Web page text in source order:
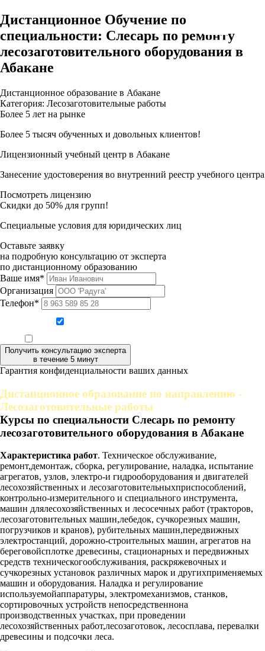
Дистанционное Обучение по
специальности: Слесарь по ремонту
лесозаготовительного оборудования в
Абакане
Дистанционное образование в Абакане
Категория: Лесозаготовительные работы
Более 5 лет на рынке
Более 5 тысяч обученных и довольных клиентов!
Лицензионный учебный центр в Абакане
Занесение удостоверения во внутренний реестр учебного центра
Посмотреть лицензию
Скидки до 50% для групп!
Специальные условия для юридических лиц
Оставьте заявку
на подробную консультацию от эксперта
по дистанционному образованию
Ваше имя*
Организация
Телефон*
Получить консультацию эксперта
в течение 5 минут
Гарантия конфиденциальности ваших данных
Дистанционное образование по направлению -
Лесозаготовительные работы
Курсы по специальности Слесарь по ремонту
лесозаготовительного оборудования в Абакане
Характеристика работ. Техническое обслуживание,
ремонт,демонтаж, сборка, регулирование, наладка, испытание
агрегатов, узлов, электро-и гидрооборудования и двигателей
лесохозяйственных и лесозаготовительныхприспособлений,
контрольно-измерительного и специального инструмента,
машин длялесохозяйственных и лесосечных работ (тракторов,
лесозаготовительных машин,лебедок, сучкорезных машин,
погрузчиков и кранов), рубительных машин,передвижных
электростанций, дорожно-строительных машин, агрегатов на
береговойсплотке древесины, стационарных и передвижных
средств техническогообслуживания, раскряжевочных и
сучкорезных установок различных марок и другихприменяемых
машин и оборудования. Наладка и регулирование
используемойаппаратуры, электромеханизмов, станков,
сортировочных устройств непосредственнона
производственных участках, при проведении
лесохозяйственных работ,лесозаготовок, лесосплава, перевалки
древесины и подсочки леса.